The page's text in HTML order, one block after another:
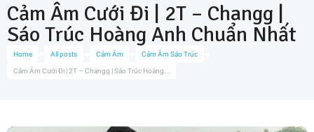
Home All posts Cảm Âm Cảm Âm Sáo Trúc
Cảm Âm Cưới Đi | 2T – Changg | Sáo Trúc Hoàng...
Cảm Âm Cưới Đi | 2T – Changg |
Sáo Trúc Hoàng Anh Chuẩn Nhất